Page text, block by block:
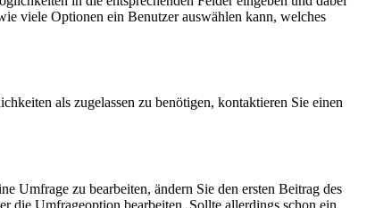
viele Optionen ein Benutzer auswählen kann, welches
als zugelassen zu benötigen, kontaktieren Sie einen
Umfrage zu bearbeiten, ändern Sie den ersten Beitrag des
die Umfrageoption bearbeiten. Sollte allerdings schon ein